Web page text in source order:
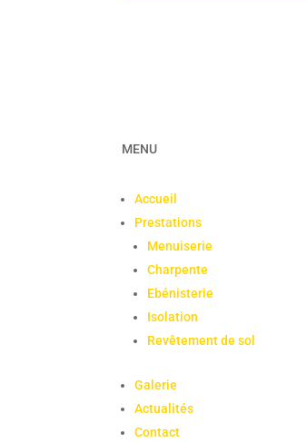
MENU
Accueil
Prestations
Menuiserie
Charpente
Ebénisterie
Isolation
Revêtement de sol
Galerie
Actualités
Contact